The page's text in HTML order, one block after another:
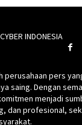
INDONESIA
perusahaan pers
saing. Dengan
menjadi
dan profesional,